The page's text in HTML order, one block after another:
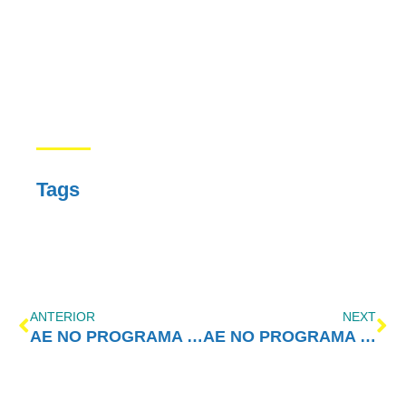
Tags
ANTERIOR
AE NO PROGRAMA VIDA MELHOR – REDEVIDA – 30/06/2025
NEXT
AE NO PROGRAMA VIDA MELHOR – REDEVIDA – 07/07/2025